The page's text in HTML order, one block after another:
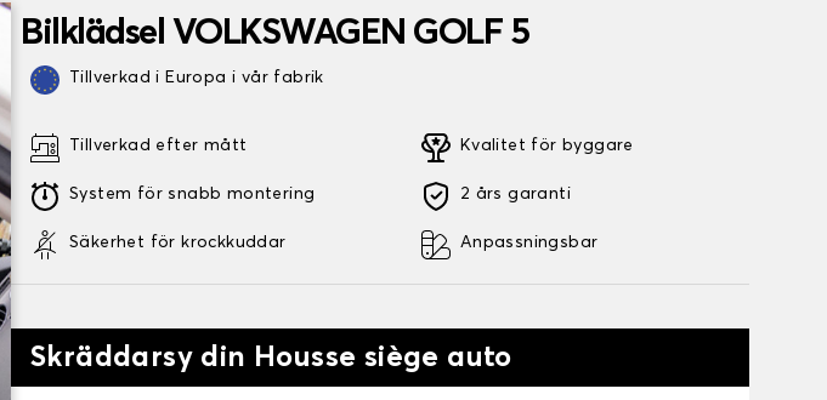
Bilklädsel VOLKSWAGEN GOLF 5
Tillverkad i Europa i vår fabrik
Tillverkad efter mått
System för snabb montering
Säkerhet för krockkuddar
Kvalitet för byggare
2 års garanti
Anpassningsbar
Skräddarsy din Housse siège auto